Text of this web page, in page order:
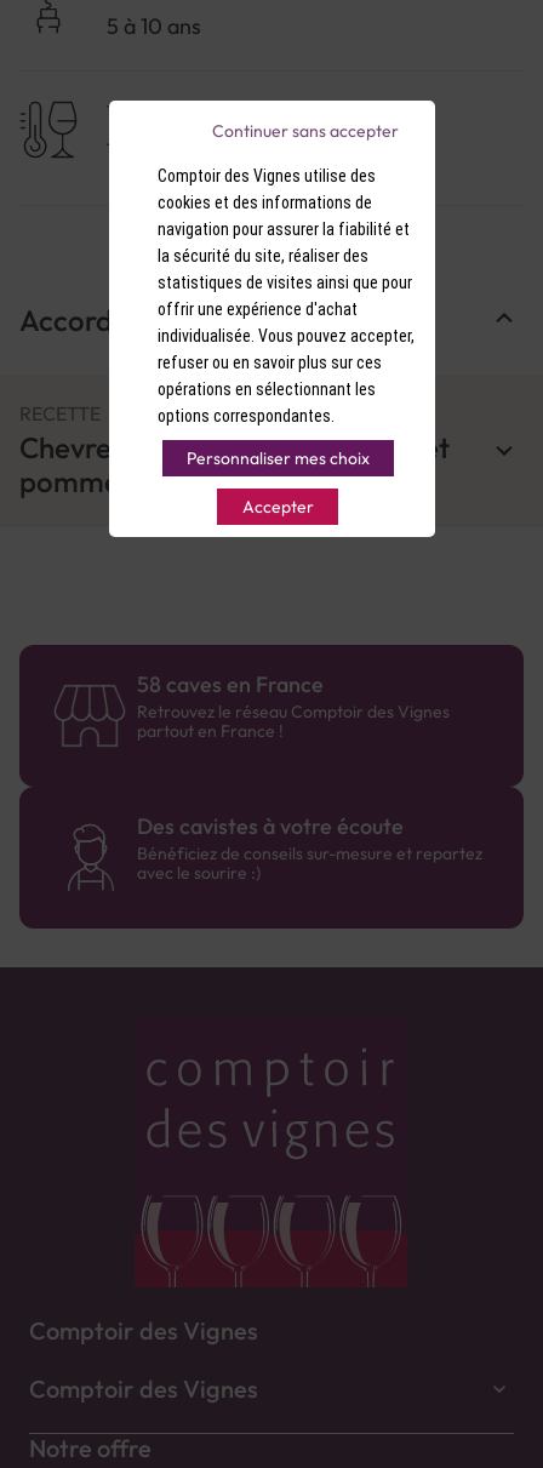
5 à 10 ans
TEMPÉRATURE DE SERVICE
17-18°C
Accords Mets & Vins
RECETTE
Chevreuil aux marrons, airelles et
pommes
58 caves en France
Retrouvez le réseau Comptoir des Vignes
partout en France !
Des cavistes à votre écoute
Bénéficiez de conseils sur-mesure et repartez
avec le sourire :)
Comptoir des Vignes
Comptoir des Vignes
Notre offre
Comptoir des Vignes utilise des
cookies et des informations de
navigation pour assurer la fiabilité et
la sécurité du site, réaliser des
statistiques de visites ainsi que pour
offrir une expérience d'achat
individualisée. Vous pouvez accepter,
refuser ou en savoir plus sur ces
opérations en sélectionnant les
options correspondantes.
Personnaliser mes choix
Accepter
Continuer sans accepter